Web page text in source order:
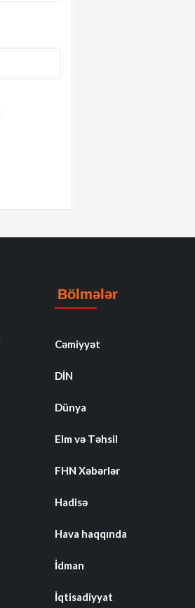
Bölmələr
Cəmiyyət
DİN
Dünya
Elm və Təhsil
FHN Xəbərlər
Hadisə
Hava haqqında
İdman
İqtisadiyyat